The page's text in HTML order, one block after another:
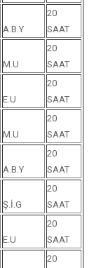
A.B.Y
20
SAAT
M.U
20
SAAT
E.U
20
SAAT
M.U
20
SAAT
A.B.Y
20
SAAT
Ş.İ.G
20
SAAT
E.U
20
SAAT
20